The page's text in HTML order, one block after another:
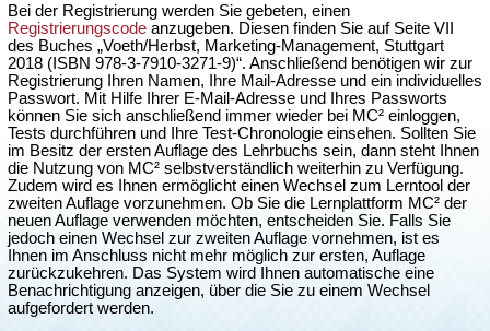
Bei der Registrierung werden Sie gebeten, einen
Registrierungscodeanzugeben. Diesen finden Sie auf Seite VII
des Buches „Voeth/Herbst, Marketing-Management, Stuttgart
2018 (ISBN 978-3-7910-3271-9)“. Anschließend benötigen wir zur
Registrierung Ihren Namen, Ihre Mail-Adresse und ein individuelles
Passwort. Mit Hilfe Ihrer E-Mail-Adresse und Ihres Passworts
können Sie sich anschließend immer wieder bei MC² einloggen,
Tests durchführen und Ihre Test-Chronologie einsehen. Sollten Sie
im Besitz der ersten Auflage des Lehrbuchs sein, dann steht Ihnen
die Nutzung von MC² selbstverständlich weiterhin zu Verfügung.
Zudem wird es Ihnen ermöglicht einen Wechsel zum Lerntool der
zweiten Auflage vorzunehmen. Ob Sie die Lernplattform MC² der
neuen Auflage verwenden möchten, entscheiden Sie. Falls Sie
jedoch einen Wechsel zur zweiten Auflage vornehmen, ist es
Ihnen im Anschluss nicht mehr möglich zur ersten, Auflage
zurückzukehren. Das System wird Ihnen automatische eine
Benachrichtigung anzeigen, über die Sie zu einem Wechsel
aufgefordert werden.